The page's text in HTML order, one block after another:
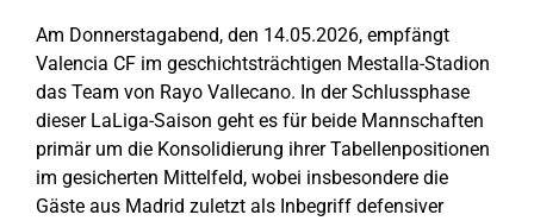
Am Donnerstagabend, den 14.05.2026, empfängt
Valencia CF im geschichtsträchtigen Mestalla-Stadion
das Team von Rayo Vallecano. In der Schlussphase
dieser LaLiga-Saison geht es für beide Mannschaften
primär um die Konsolidierung ihrer Tabellenpositionen
im gesicherten Mittelfeld, wobei insbesondere die
Gäste aus Madrid zuletzt als Inbegriff defensiver